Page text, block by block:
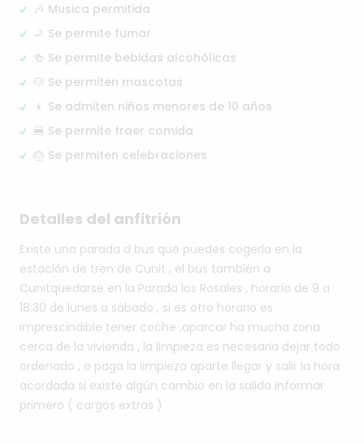
🎶 Musica permitida
🚬 Se permite fumar
🍻 Se permite bebidas alcohólicas
🐶 Se permiten mascotas
👦 Se admiten niños menores de 10 años
🍔 Se permite traer comida
🎂 Se permiten celebraciones
Detalles del anfitrión
Existe una parada d bus que puedes cogerla en la
estación de tren de Cunit , el bus también a
Cunitquedarse en la Parada los Rosales , horario de 9 a
18:30 de lunes a sábado , si es otro horario es
imprescindible tener coche ,aparcar ha mucha zona
cerca de la vivienda , la limpieza es necesaria dejar todo
ordenado , o paga la limpieza aparte llegar y salir la hora
acordada si existe algún cambio en la salida informar
primero ( cargos extras )